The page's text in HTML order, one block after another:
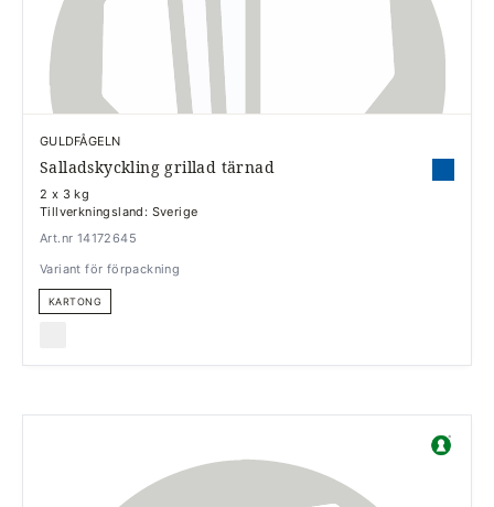
GULDFÅGELN
Salladskyckling grillad tärnad
2 x 3 kg
Tillverkningsland: Sverige
Art.nr 14172645
Variant för förpackning
KARTONG